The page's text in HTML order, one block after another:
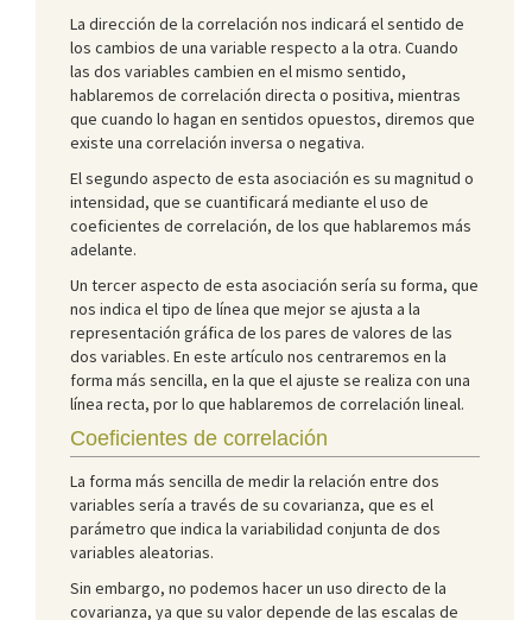
La dirección de la correlación nos indicará el sentido de
los cambios de una variable respecto a la otra. Cuando
las dos variables cambien en el mismo sentido,
hablaremos de correlación directa o positiva, mientras
que cuando lo hagan en sentidos opuestos, diremos que
existe una correlación inversa o negativa.
El segundo aspecto de esta asociación es su magnitud o
intensidad, que se cuantificará mediante el uso de
coeficientes de correlación, de los que hablaremos más
adelante.
Un tercer aspecto de esta asociación sería su forma, que
nos indica el tipo de línea que mejor se ajusta a la
representación gráfica de los pares de valores de las
dos variables. En este artículo nos centraremos en la
forma más sencilla, en la que el ajuste se realiza con una
línea recta, por lo que hablaremos de correlación lineal.
Coeficientes de correlación
La forma más sencilla de medir la relación entre dos
variables sería a través de su covarianza, que es el
parámetro que indica la variabilidad conjunta de dos
variables aleatorias.
Sin embargo, no podemos hacer un uso directo de la
covarianza, ya que su valor depende de las escalas de